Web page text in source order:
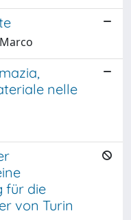
nelle
für die
von Turin